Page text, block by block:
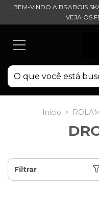
| BEM-VINDO A BRABOIS
VEJA OS
Início >
Filtrar